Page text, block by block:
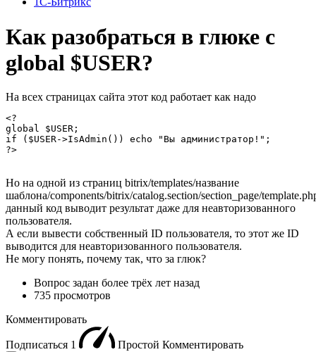
Как разобраться в глюке с
global $USER?
На всех страницах сайта этот код работает как надо
<?
global $USER;
if ($USER->IsAdmin()) echo "Вы администратор!";
?>
Но на одной из страниц bitrix/templates/название
шаблона/components/bitrix/catalog.section/section_page/
данный код выводит результат даже для неавторизованного
пользователя.
А если вывести собственный ID пользователя, то этот же ID
выводится для неавторизованного пользователя.
Не могу понять, почему так, что за глюк?
Вопрос задан более трёх лет назад
735 просмотров
Комментировать
Подписаться 1 Простой Комментировать